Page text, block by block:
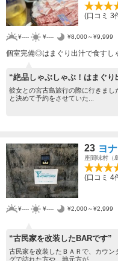
(口コミ 3
¥---- ¥---- ¥8,000～¥9,999
個室完備◎はまぐり出汁で食すし
“絶品しゃぶしゃぶ！はまぐ
彼女との宮古島旅行の際に行きまし
と決めて予約をさせていた...
23 ヨ
座間味村（
(口コミ 4
¥---- ¥---- ¥2,000～¥2,999
“古民家を改装したBARです”
古民家を改装したＢＡＲで、カウ
グで訪れた方や、地元方が...